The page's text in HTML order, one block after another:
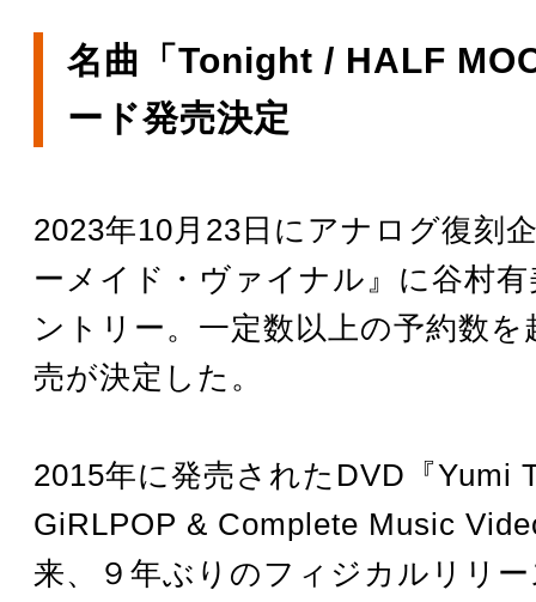
名曲「Tonight / HALF
ード発売決定
2023年10月23日にアナログ復刻
ーメイド・ヴァイナル』に谷村
ントリー。一定数以上の予約数を
売が決定した。
2015年に発売されたDVD『Yumi
GiRLPOP & Complete Music
来、９年ぶりのフィジカルリリ